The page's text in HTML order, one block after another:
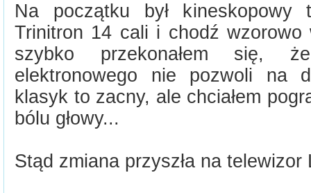
Na początku był kineskopowy
Trinitron 14 cali i chodź wzorowo
szybko przekonałem się,
elektronowego nie pozwoli na
klasyk to zacny, ale chciałem
bólu głowy...
Stąd zmiana przyszła na